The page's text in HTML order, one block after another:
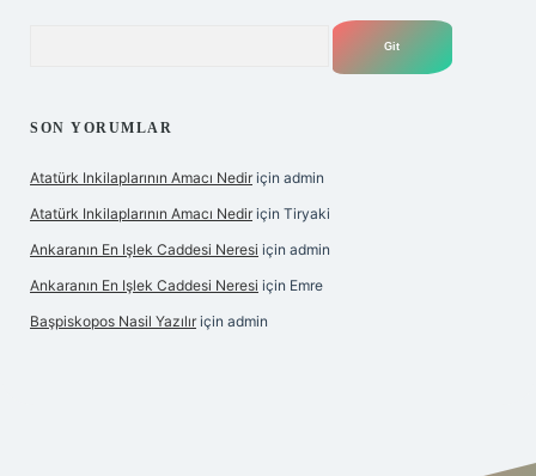
SON YORUMLAR
Atatürk Inkilaplarının Amacı Nedir için admin
Atatürk Inkilaplarının Amacı Nedir için Tiryaki
Ankaranın En Işlek Caddesi Neresi için admin
Ankaranın En Işlek Caddesi Neresi için Emre
Başpiskopos Nasil Yazılır için admin